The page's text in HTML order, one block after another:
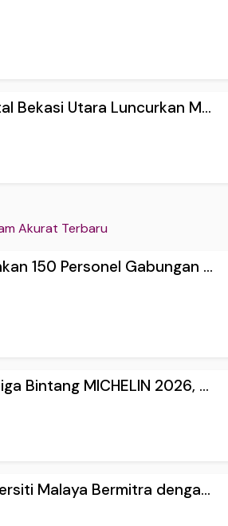
Bekasi Utara Luncurkan M...
Akurat Terbaru
150 Personel Gabungan ...
Bintang MICHELIN 2026, ...
Malaya Bermitra denga...